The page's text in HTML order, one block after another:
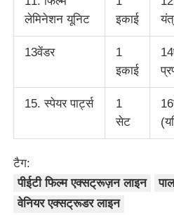
लेमिनेशन यूनिट
इकाई
13वेंडर
1
इकाई
15. स्पेयर पार्ट्स
1
सेट
टैग:
पीईटी फिल्म एक्सट्रूज़न लाइन
वेनियर एक्सट्रूडर लाइन